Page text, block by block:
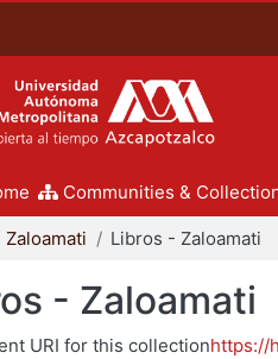
Communities &
Zaloamati Libros - Zaloamati
- Zaloamati
URI for this collectionhttps://